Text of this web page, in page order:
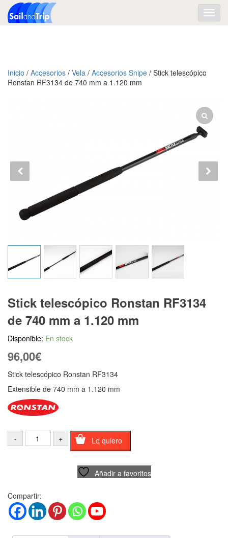
Inicio / Accesorios / Vela / Accesorios Snipe / Stick telescópico
Ronstan RF3134 de 740 mm a 1.120 mm
Stick telescópico Ronstan RF3134
de 740 mm a 1.120 mm
Disponible: En stock
96,00€
Stick telescópico Ronstan RF3134
Extensible de 740 mm a 1.120 mm
Lo quiero
Añadir a favoritos
Compartir: